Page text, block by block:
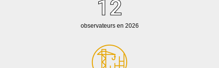
12
observateurs en 2026